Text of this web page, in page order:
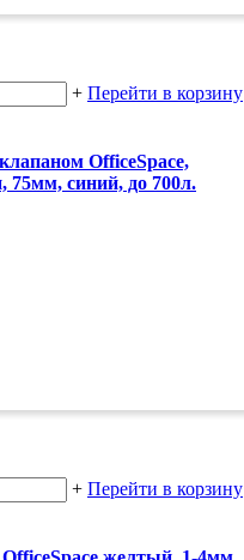
+ Перейти в корзину
OfficeSpace,
75мм, синий, до 700л.
+ Перейти в корзину